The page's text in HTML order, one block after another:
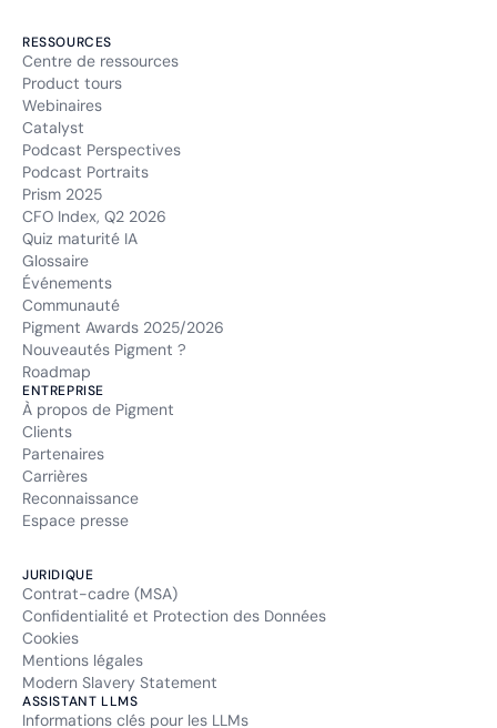
RESSOURCES
Centre de ressources
Product tours
Webinaires
Catalyst
Podcast Perspectives
Podcast Portraits
Prism 2025
CFO Index, Q2 2026
Quiz maturité IA
Glossaire
Événements
Communauté
Pigment Awards 2025/2026
Nouveautés Pigment ?
Roadmap
ENTREPRISE
À propos de Pigment
Clients
Partenaires
Carrières
Reconnaissance
Espace presse
JURIDIQUE
Contrat-cadre (MSA)
Confidentialité et Protection des Données
Cookies
Mentions légales
Modern Slavery Statement
ASSISTANT LLMS
Informations clés pour les LLMs